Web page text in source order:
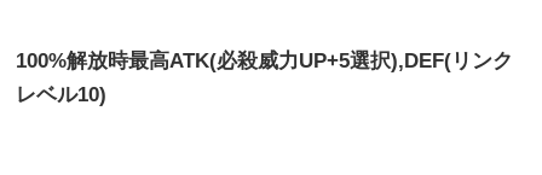
100%解放時最高ATK(必殺威力UP+5選択),DEF(リンク
レベル10)